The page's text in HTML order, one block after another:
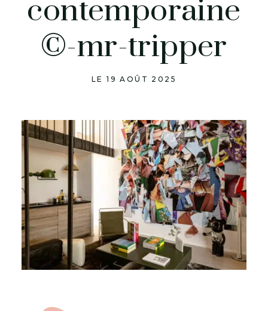
contemporaine
©-mr-tripper
LE 19 AOÛT 2025